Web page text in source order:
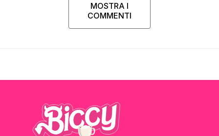
MOSTRA I
COMMENTI